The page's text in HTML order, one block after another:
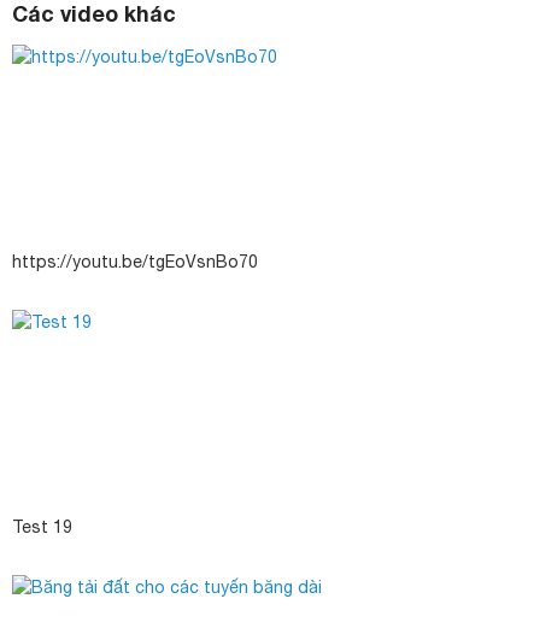
Các video khác
https://youtu.be/tgEoVsnBo70
Test 19